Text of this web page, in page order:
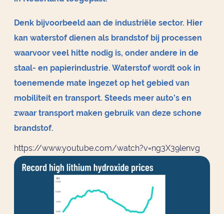
Denk bijvoorbeeld aan de industriële sector. Hier
kan waterstof dienen als brandstof bij processen
waarvoor veel hitte nodig is, onder andere in de
staal- en papierindustrie. Waterstof wordt ook in
toenemende mate ingezet op het gebied van
mobiliteit en transport. Steeds meer auto’s en
zwaar transport maken gebruik van deze schone
brandstof.
https://www.youtube.com/watch?v=ng3X39lenvg